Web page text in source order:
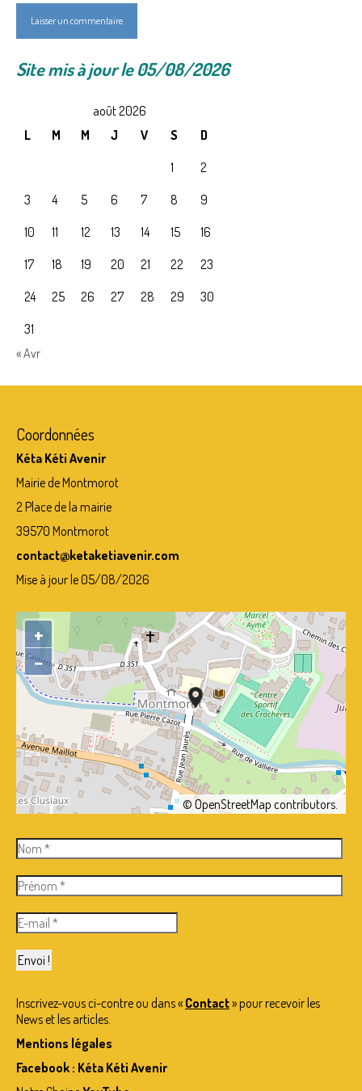
Site mis à jour le 05/08/2026
août 2026
L
M M J V S
D
1
2
3
4 5 6 7 8
9
10
11 12 13 14 15
16
17
18 19 20 21 22
23
24
25 26 27 28 29
30
31
« Avr
Coordonnées
Kéta Kéti Avenir
Mairie de Montmorot
2 Place de la mairie
39570 Montmorot
contact@ketaketiavenir.com
Mise à jour le 05/08/2026
+
−
©OpenStreetMap contributors.
Inscrivez-vous ci-contre ou dans « Contact» pour recevoir les
News et les articles.
Mentions légales
Facebook : Kéta Kéti Avenir